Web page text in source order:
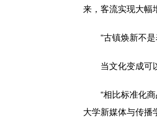
来，客流实现大幅
“古镇焕新不是
当文化变成可以
“相比标准化商
大学新媒体与传播